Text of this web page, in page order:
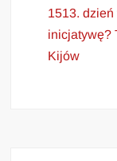
1513. dzień
inicjatywę?
Kijów